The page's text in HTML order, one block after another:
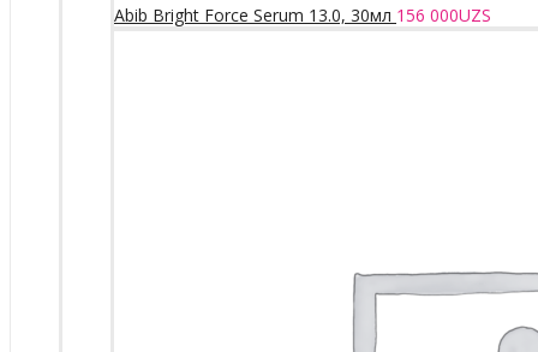
Abib Bright Force Serum 13.0, 30мл 156 000UZS